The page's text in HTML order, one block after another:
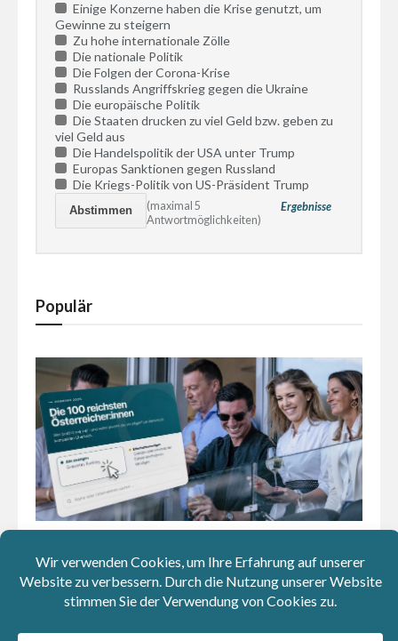
Einige Konzerne haben die Krise genutzt, um
Gewinne zu steigern
Zu hohe internationale Zölle
Die nationale Politik
Die Folgen der Corona-Krise
Russlands Angriffskrieg gegen die Ukraine
Die europäische Politik
Die Staaten drucken zu viel Geld bzw. geben zu
viel Geld aus
Die Handelspolitik der USA unter Trump
Europas Sanktionen gegen Russland
Die Kriegs-Politik von US-Präsident Trump
Ergebnisse
(maximal 5
Antwortmöglichkeiten)
Populär
Österreicher